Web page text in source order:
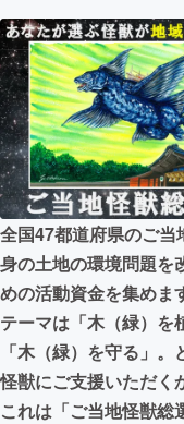
テクノロ
映像・映画
ビジネス
まちづく
CAMPFIRE for
CAMPFIREふ
全国47都道府県のご当
身の土地の環境問題を
めの活動資金を集めま
テーマは「木（緑）を
「木（緑）を守る」。
怪獣にご支援いただく
これは「ご当地怪獣総